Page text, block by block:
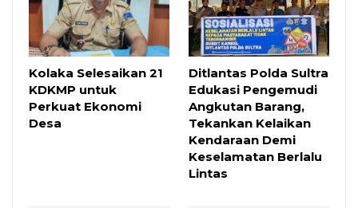
Kolaka Selesaikan 21
KDKMP untuk
Perkuat Ekonomi
Desa
Ditlantas Polda Sultra
Edukasi Pengemudi
Angkutan Barang,
Tekankan Kelaikan
Kendaraan Demi
Keselamatan Berlalu
Lintas